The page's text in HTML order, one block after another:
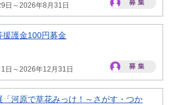
日～2026年8月31日
援護金100円募金
日～2026年12月31日
「河原で草花みっけ！～さがす・つか